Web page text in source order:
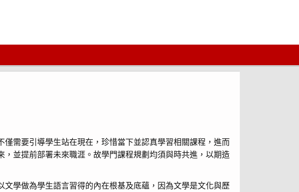
需要引導學生站在現在，珍惜當下並認真學習相關課程，進而
並提前部署未來職涯。故學門課程規劃均須與時共進，以期造
學做為學生語言習得的內在根基及底蘊，因為文學是文化與歷